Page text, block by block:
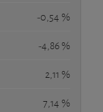
-0,54 %
-4,86 %
2,11 %
7,14 %